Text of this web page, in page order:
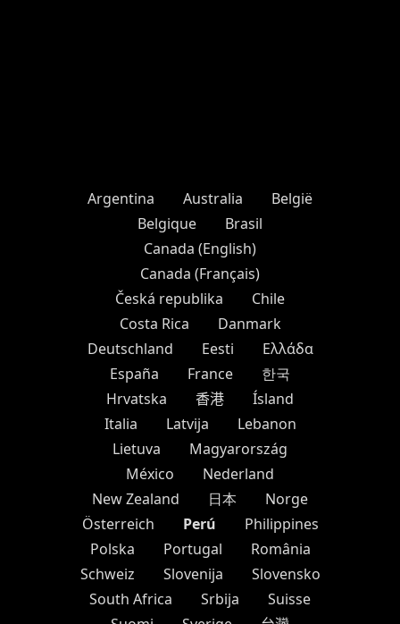
Argentina Australia
België
Belgique
Brasil
Canada (English)
Canada (Français)
Česká republika
Chile
Costa Rica
Danmark
Deutschland
Eesti
Ελλάδα
España
France
한국
Hrvatska
香港
Ísland
Italia
Latvija
Lebanon
Lietuva
Magyarország
México
Nederland
New Zealand
日本
Norge
Österreich
Perú
Philippines
Polska
Portugal
România
Schweiz
Slovenija
Slovensko
South Africa
Srbija
Suisse